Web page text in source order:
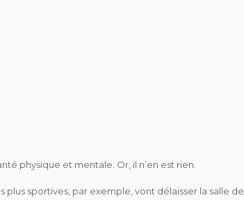
physique et mentale. Or, il n’en est rien.
plus sportives, par exemple, vont délaisser la salle de